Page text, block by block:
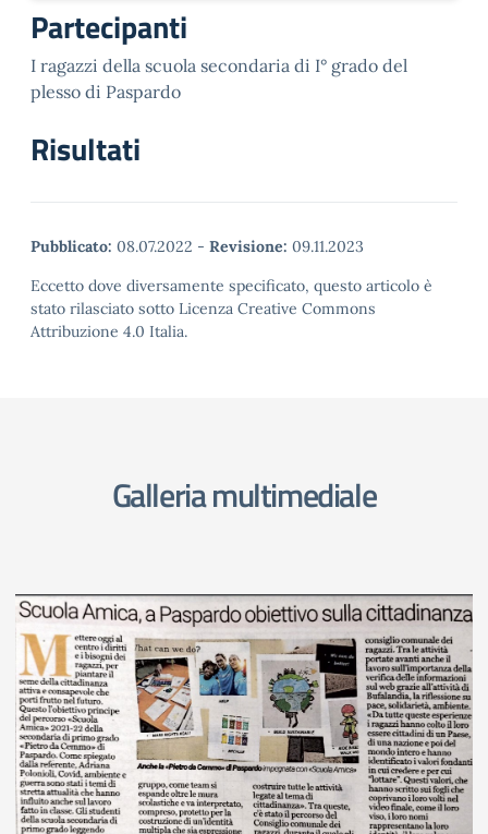
Partecipanti
I ragazzi della scuola secondaria di I° grado del
plesso di Paspardo
Risultati
Pubblicato: 08.07.2022 - Revisione: 09.11.2023
Eccetto dove diversamente specificato, questo articolo è
stato rilasciato sotto Licenza Creative Commons
Attribuzione 4.0 Italia.
Galleria multimediale